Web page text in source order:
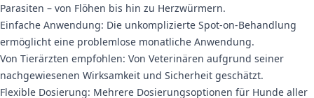
Parasiten – von Flöhen bis hin zu Herzwürmern.
Einfache Anwendung: Die unkomplizierte Spot-on-Behandlung
ermöglicht eine problemlose monatliche Anwendung.
Von Tierärzten empfohlen: Von Veterinären aufgrund seiner
nachgewiesenen Wirksamkeit und Sicherheit geschätzt.
Flexible Dosierung: Mehrere Dosierungsoptionen für Hunde aller